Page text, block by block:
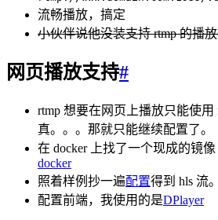
流畅播放，搞定
小伙伴说他没装支持 rtmp 的播
网页播放支持#
rtmp 想要在网页上播放只能使用
真。。。那就只能继续配置了。
在 docker 上找了一个现成的镜像
docker
照着样例抄一遍配置得到 hls 流。
配置前端，我使用的是DPlayer